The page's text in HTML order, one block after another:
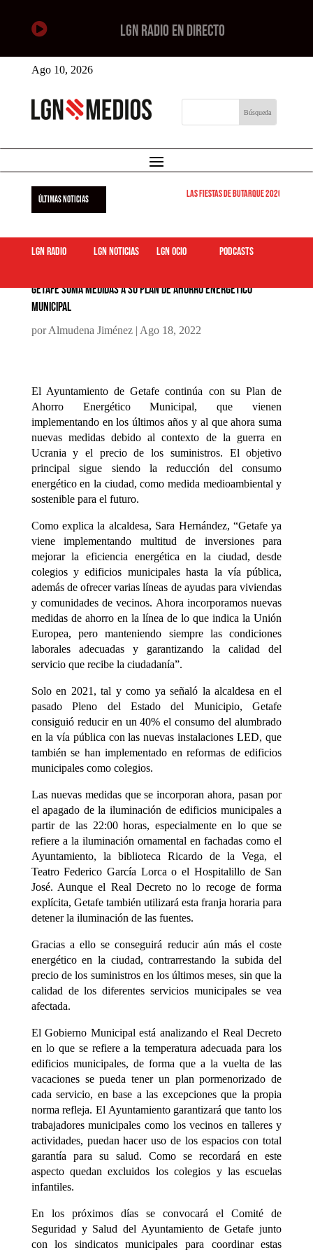
 LGN RADIO EN DIRECTO
Ago 10, 2026
ÚLTIMAS NOTICIAS Las Fiestas de Butarque 2026 arrancan
LGN Radio LGN Noticias LGN ocio podcasts
Getafe suma medidas a su Plan de Ahorro Energético
Municipal
porAlmudena Jiménez| Ago 18, 2022
El Ayuntamiento de Getafe continúa con su Plan de
Ahorro Energético Municipal, que vienen
implementando en los últimos años y al que ahora suma
nuevas medidas debido al contexto de la guerra en
Ucrania y el precio de los suministros. El objetivo
principal sigue siendo la reducción del consumo
energético en la ciudad, como medida medioambiental y
sostenible para el futuro.
Como explica la alcaldesa, Sara Hernández, “Getafe ya
viene implementando multitud de inversiones para
mejorar la eficiencia energética en la ciudad, desde
colegios y edificios municipales hasta la vía pública,
además de ofrecer varias líneas de ayudas para viviendas
y comunidades de vecinos. Ahora incorporamos nuevas
medidas de ahorro en la línea de lo que indica la Unión
Europea, pero manteniendo siempre las condiciones
laborales adecuadas y garantizando la calidad del
servicio que recibe la ciudadanía”.
Solo en 2021, tal y como ya señaló la alcaldesa en el
pasado Pleno del Estado del Municipio, Getafe
consiguió reducir en un 40% el consumo del alumbrado
en la vía pública con las nuevas instalaciones LED, que
también se han implementado en reformas de edificios
municipales como colegios.
Las nuevas medidas que se incorporan ahora, pasan por
el apagado de la iluminación de edificios municipales a
partir de las 22:00 horas, especialmente en lo que se
refiere a la iluminación ornamental en fachadas como el
Ayuntamiento, la biblioteca Ricardo de la Vega, el
Teatro Federico García Lorca o el Hospitalillo de San
José. Aunque el Real Decreto no lo recoge de forma
explícita, Getafe también utilizará esta franja horaria para
detener la iluminación de las fuentes.
Gracias a ello se conseguirá reducir aún más el coste
energético en la ciudad, contrarrestando la subida del
precio de los suministros en los últimos meses, sin que la
calidad de los diferentes servicios municipales se vea
afectada.
El Gobierno Municipal está analizando el Real Decreto
en lo que se refiere a la temperatura adecuada para los
edificios municipales, de forma que a la vuelta de las
vacaciones se pueda tener un plan pormenorizado de
cada servicio, en base a las excepciones que la propia
norma refleja. El Ayuntamiento garantizará que tanto los
trabajadores municipales como los vecinos en talleres y
actividades, puedan hacer uso de los espacios con total
garantía para su salud. Como se recordará en este
aspecto quedan excluidos los colegios y las escuelas
infantiles.
En los próximos días se convocará el Comité de
Seguridad y Salud del Ayuntamiento de Getafe junto
con los sindicatos municipales para coordinar estas